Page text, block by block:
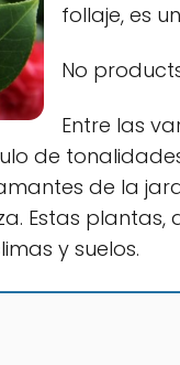
follaje, es
No
Entre las
de
de la
Estas
y suelos.